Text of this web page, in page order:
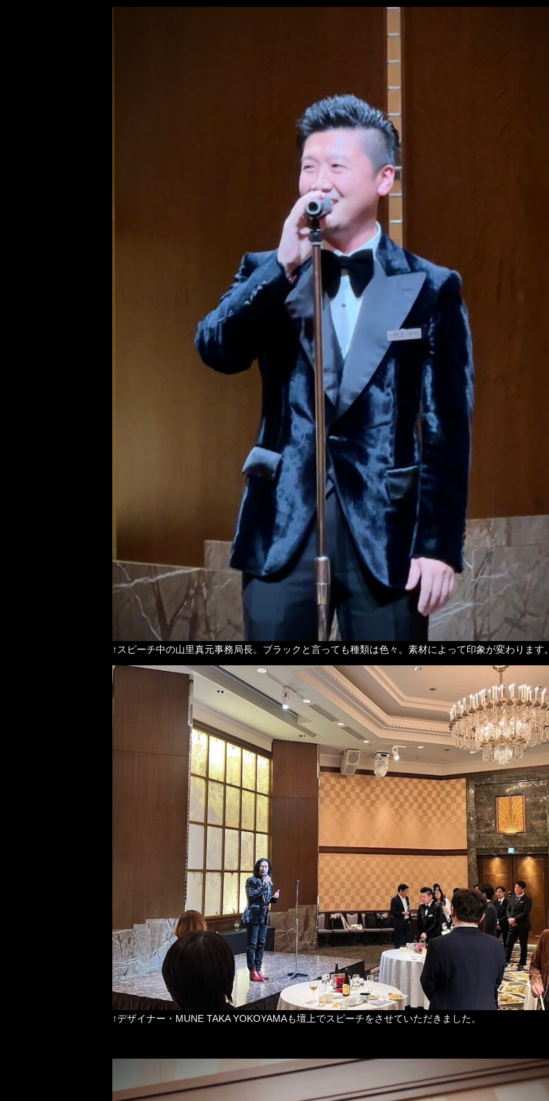
↑スピーチ中の山里真元事務局長。ブラックと言っても種類は色々。素材によって印象が変わります。
↑デザイナー・MUNE TAKA YOKOYAMAも壇上でスピーチをさせていただきました。